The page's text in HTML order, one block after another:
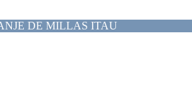
DE MILLAS ITAU